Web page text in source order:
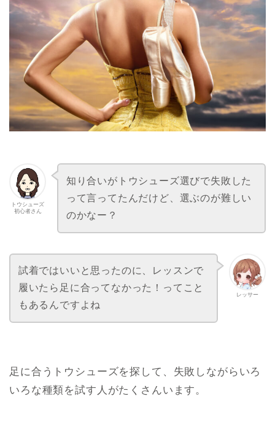
トウシューズ
初心者さん
知り合いがトウシューズ選びで失敗した
って言ってたんだけど、選ぶのが難しい
のかなー？
レッサー
試着ではいいと思ったのに、レッスンで
履いたら足に合ってなかった！ってこと
もあるんですよね
足に合うトウシューズを探して、失敗しながらいろ
いろな種類を試す人がたくさんいます。